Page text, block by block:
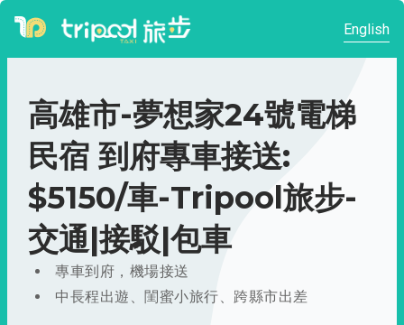
English
高雄市-夢想家24號電梯
民宿 到府專車接送:
$5150/車-Tripool旅步-
交通|接駁|包車
專車到府，機場接送
中長程出遊、閨蜜小旅行、跨縣市出差